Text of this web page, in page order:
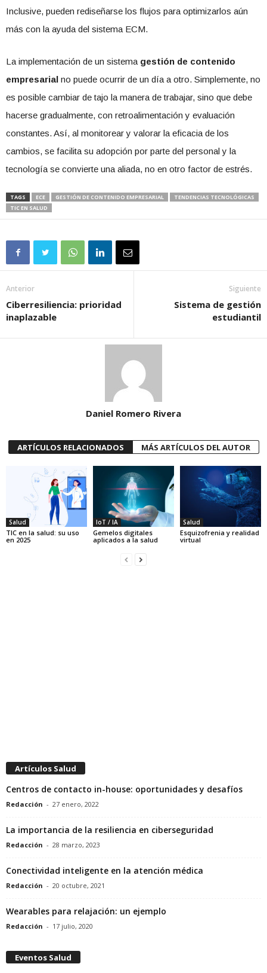
Inclusive, pueden rediseñarse los flujos para optimizarlos aún
más con la ayuda del sistema ECM.
La implementación de un sistema gestión de contenido
empresarial no puede ocurrir de un día a otro. Simplemente, no
es posible cambiar de tajo la manera de trabajar, sino que debe
hacerse gradualmente, con retroalimentación y evaluación
constantes. Así, al monitorear y valorar la eficacia de los
cambios, se facilita su adopción por parte del personal y la
tecnología se convierte una aliada, no en otro factor de estrés.
TAGS ECE GESTIÓN DE CONTENIDO EMPRESARIAL
TENDENCIAS TECNOLÓGICAS
TIC EN SALUD
Anterior
Ciberresiliencia: prioridad
inaplazable
Siguiente
Sistema de gestión
estudiantil
Daniel Romero Rivera
ARTÍCULOS RELACIONADOS MÁS ARTÍCULOS DEL AUTOR
Salud
TIC en la salud: su uso
en 2025
IoT / IA
Gemelos digitales
aplicados a la salud
Salud
Esquizofrenia y realidad
virtual
Artículos Salud
Centros de contacto in-house: oportunidades y desafíos
Redacción - 27 enero, 2022
La importancia de la resiliencia en ciberseguridad
Redacción - 28 marzo, 2023
Conectividad inteligente en la atención médica
Redacción - 20 octubre, 2021
Wearables para relajación: un ejemplo
Redacción - 17 julio, 2020
Eventos Salud